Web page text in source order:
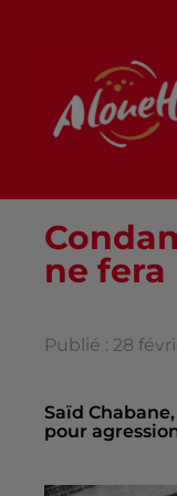
ne fera
Publié : 28
Saïd
pour